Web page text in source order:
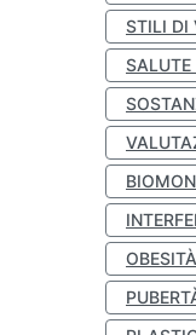
STILI DI
SALUTE